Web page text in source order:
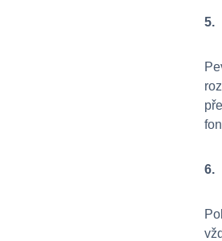
5.
6.